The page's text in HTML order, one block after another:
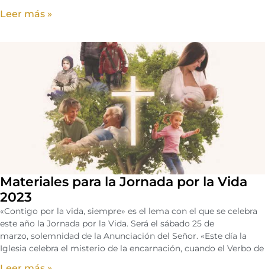
Leer más »
Materiales para la Jornada por la Vida
2023
«Contigo por la vida, siempre» es el lema con el que se celebra
este año la Jornada por la Vida. Será el sábado 25 de
marzo, solemnidad de la Anunciación del Señor. «Este día la
Iglesia celebra el misterio de la encarnación, cuando el Verbo de